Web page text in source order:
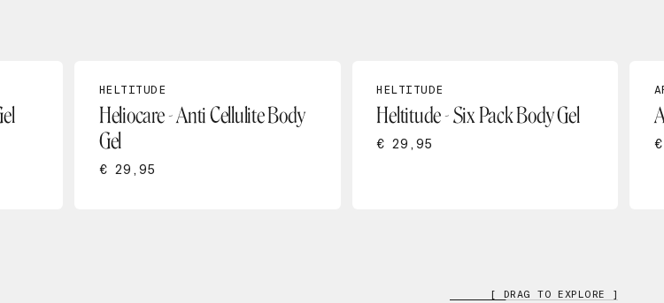
HELTITUDE
Heliocare - Anti Cellulite Body
Gel
€ 29,95
HELTITUDE
Heltitude - Six Pack Body Gel
€ 29,95
[ DRAG TO EXPLORE ]